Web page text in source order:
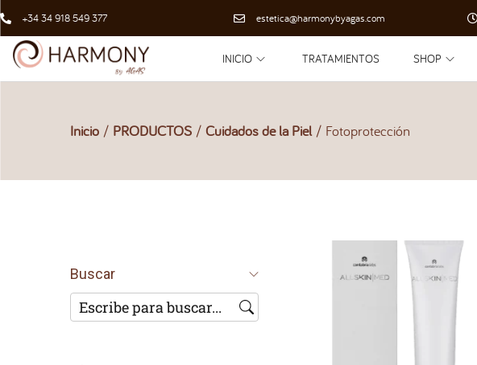
+34 34 918 549 377 estetica@harmonybyagas.com
INICIO TRATAMIENTOS SHOP
Inicio / PRODUCTOS / Cuidados de la Piel / Fotoprotección
Buscar